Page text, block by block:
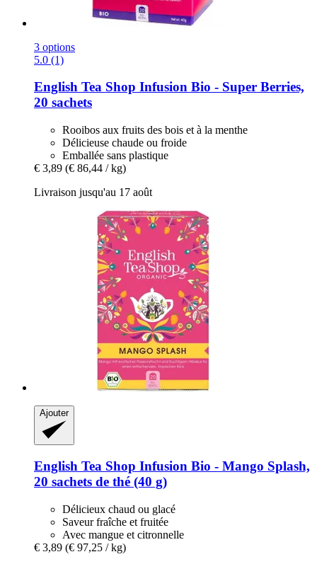
3 options
5.0 (1)
English Tea Shop Infusion Bio -​ Super Berries,
20 sachets
Rooibos aux fruits des bois et à la menthe
Délicieuse chaude ou froide
Emballée sans plastique
€ 3,89 (€ 86,44 / kg)
Livraison jusqu'au 17 août
Ajouter
English Tea Shop Infusion Bio -​ Mango Splash,
20 sachets de thé (40 g)
Délicieux chaud ou glacé
Saveur fraîche et fruitée
Avec mangue et citronnelle
€ 3,89 (€ 97,25 / kg)